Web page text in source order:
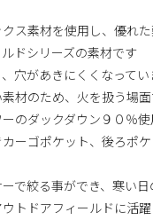
ス素材を使用し、優れ
ドシリーズの素材です
穴があきにくくなってい
材のため、火を扱う場
のダックダウン９０％使
ーゴポケット、後ろポ
で絞る事ができ、寒い
トドアフィールドに活躍